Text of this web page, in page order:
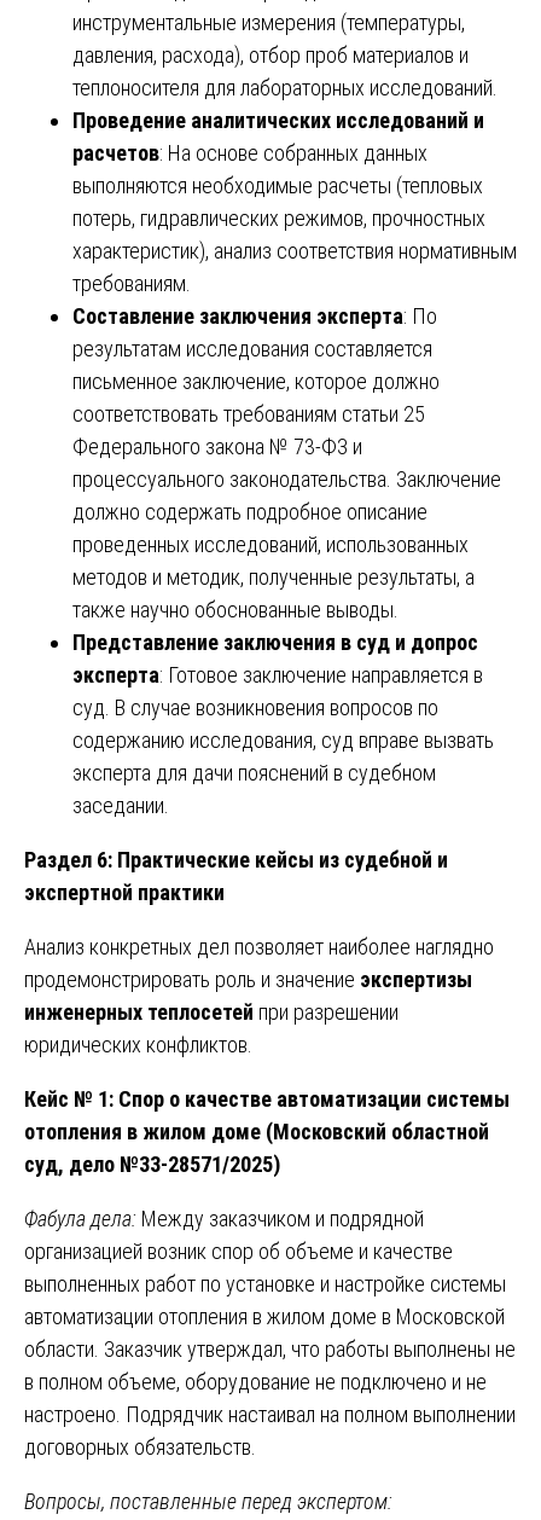
инструментальные измерения (температуры,
давления, расхода), отбор проб материалов и
теплоносителя для лабораторных исследований.
Проведение аналитических исследований и
расчетов: На основе собранных данных
выполняются необходимые расчеты (тепловых
потерь, гидравлических режимов, прочностных
характеристик), анализ соответствия нормативным
требованиям.
Составление заключения эксперта: По
результатам исследования составляется
письменное заключение, которое должно
соответствовать требованиям статьи 25
Федерального закона № 73-ФЗ и
процессуального законодательства. Заключение
должно содержать подробное описание
проведенных исследований, использованных
методов и методик, полученные результаты, а
также научно обоснованные выводы.
Представление заключения в суд и допрос
эксперта: Готовое заключение направляется в
суд. В случае возникновения вопросов по
содержанию исследования, суд вправе вызвать
эксперта для дачи пояснений в судебном
заседании.
Раздел 6: Практические кейсы из судебной и
экспертной практики
Анализ конкретных дел позволяет наиболее наглядно
продемонстрировать роль и значение экспертизы
инженерных теплосетей при разрешении
юридических конфликтов.
Кейс № 1: Спор о качестве автоматизации системы
отопления в жилом доме (Московский областной
суд, дело №33-28571/2025)
Фабула дела: Между заказчиком и подрядной
организацией возник спор об объеме и качестве
выполненных работ по установке и настройке системы
автоматизации отопления в жилом доме в Московской
области. Заказчик утверждал, что работы выполнены не
в полном объеме, оборудование не подключено и не
настроено. Подрядчик настаивал на полном выполнении
договорных обязательств.
Вопросы, поставленные перед экспертом: